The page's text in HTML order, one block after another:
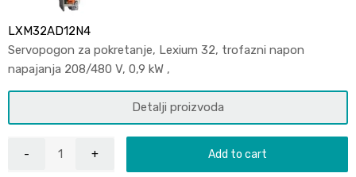
LXM32AD12N4
Servopogon za pokretanje, Lexium 32, trofazni napon
napajanja 208/480 V, 0,9 kW ,
Detalji proizvoda
Add to cart